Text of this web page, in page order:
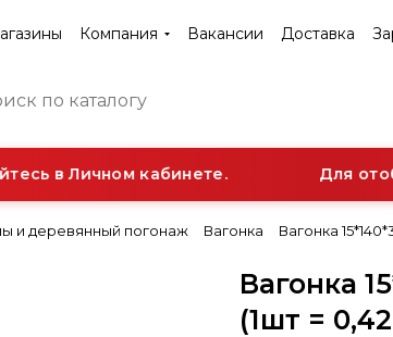
Компания Вакансии Доставка
в Личном кабинете. Для
и деревянный погонаж Вагонка Вагонка
Вагонка
(1шт =